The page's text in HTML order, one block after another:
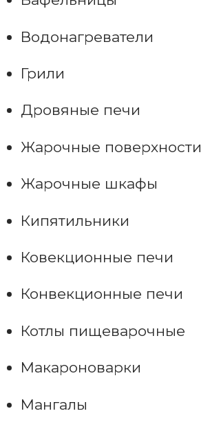
Водонагреватели
Грили
Дровяные печи
Жарочные поверхности
Жарочные шкафы
Кипятильники
Ковекционные печи
Конвекционные печи
Котлы пищеварочные
Макароноварки
Мангалы